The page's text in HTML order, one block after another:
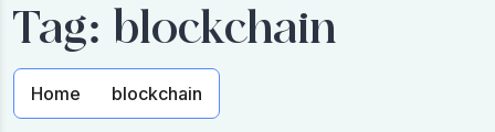
Tag: blockchain
Home blockchain